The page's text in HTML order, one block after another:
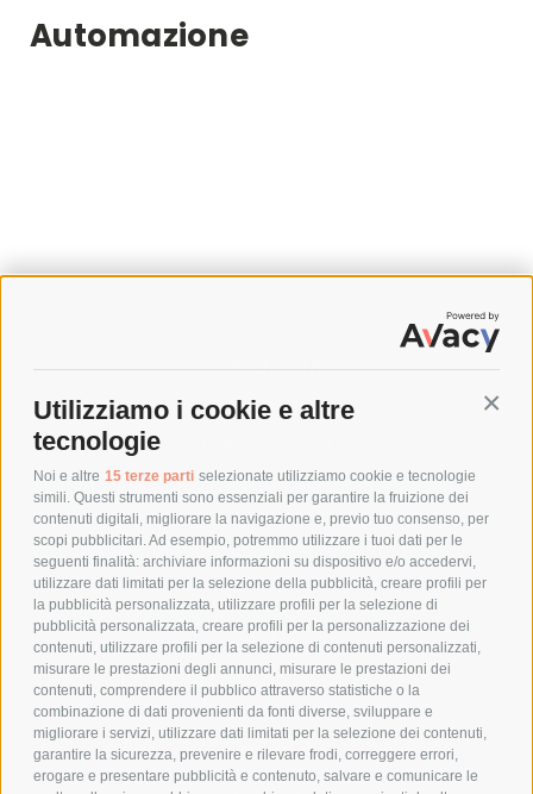
Utilizziamo i cookie e altre
tecnologie
Noi e altre 15 terze parti selezionate utilizziamo cookie e tecnologie
simili. Questi strumenti sono essenziali per garantire la fruizione dei
contenuti digitali, migliorare la navigazione e, previo tuo consenso, per
scopi pubblicitari. Ad esempio, potremmo utilizzare i tuoi dati per le
seguenti finalità: archiviare informazioni su dispositivo e/o accedervi,
utilizzare dati limitati per la selezione della pubblicità, creare profili per
la pubblicità personalizzata, utilizzare profili per la selezione di
pubblicità personalizzata, creare profili per la personalizzazione dei
contenuti, utilizzare profili per la selezione di contenuti personalizzati,
misurare le prestazioni degli annunci, misurare le prestazioni dei
contenuti, comprendere il pubblico attraverso statistiche o la
combinazione di dati provenienti da fonti diverse, sviluppare e
migliorare i servizi, utilizzare dati limitati per la selezione dei contenuti,
garantire la sicurezza, prevenire e rilevare frodi, correggere errori,
erogare e presentare pubblicità e contenuto, salvare e comunicare le
Automazione
SPEDIZIONI
COSTI DI SPEDIZIONE
POLITICA DI RESO
POLICY
PRIVACY POLICY
COOKIE POLICY
PAGAMENTI SICURI
AZIENDA